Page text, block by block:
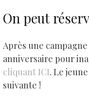
On peut
Après une
anniversaire pour
cliquant ICI. Le
suivante !